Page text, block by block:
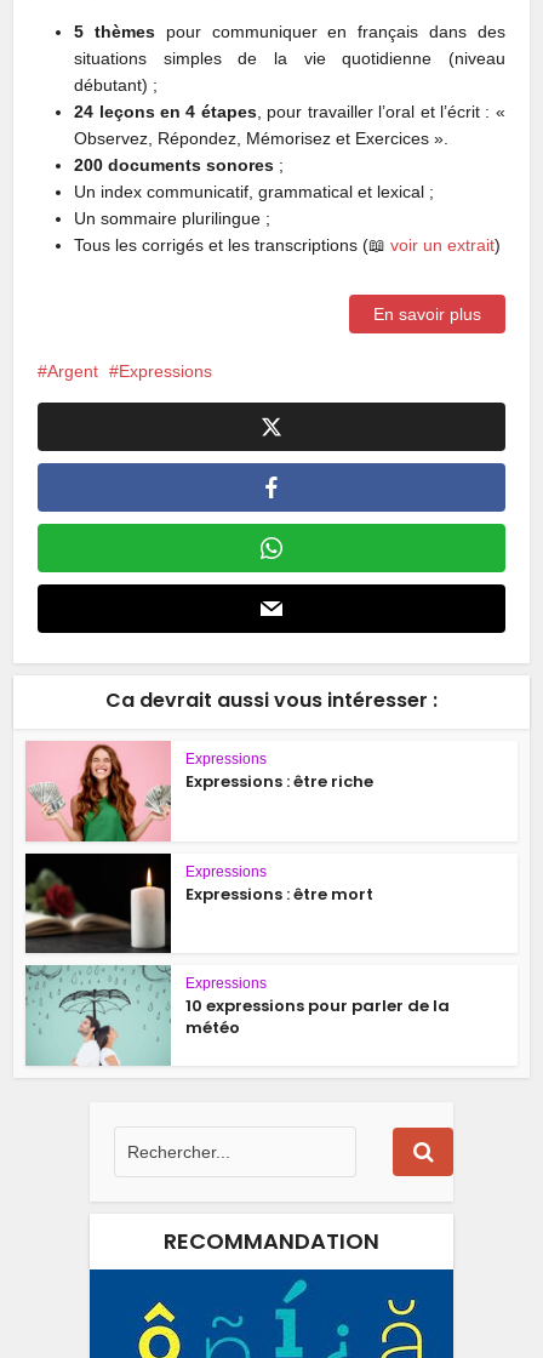
5 thèmes pour communiquer en français dans des
situations simples de la vie quotidienne (niveau
débutant) ;
24 leçons en 4 étapes, pour travailler l’oral et l’écrit : «
Observez, Répondez, Mémorisez et Exercices ».
200 documents sonores ;
Un index communicatif, grammatical et lexical ;
Un sommaire plurilingue ;
Tous les corrigés et les transcriptions (📖voir un extrait)
En savoir plus
Argent Expressions
Ca devrait aussi vous intéresser :
Expressions
Expressions : être riche
Expressions
Expressions : être mort
Expressions
10 expressions pour parler de la
météo
RECOMMANDATION